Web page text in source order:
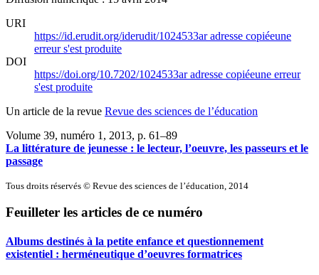
URI
https://id.erudit.org/iderudit/1024533aradresse copiéeune
erreur s'est produite
DOI
https://doi.org/10.7202/1024533aradresse copiéeune erreur
s'est produite
Un article de la revue Revue des sciences de l’éducation
Volume 39, numéro 1, 2013, p. 61–89
La littérature de jeunesse : le lecteur, l’oeuvre, les passeurs et le
passage
Tous droits réservés © Revue des sciences de l’éducation, 2014
Feuilleter les articles de ce numéro
Albums destinés à la petite enfance et questionnement
existentiel : herméneutique d’oeuvres formatrices